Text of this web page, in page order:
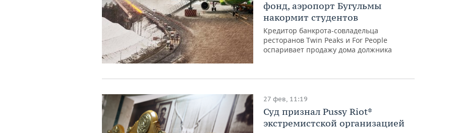
фонд, аэропорт Бугульмы
накормит студентов
Кредитор банкрота-совладельца
ресторанов Twin Peaks и For People
оспаривает продажу дома должника
27 фев, 11:19
Суд признал Pussy Riot*
экстремистской организацией